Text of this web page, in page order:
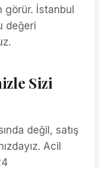
görür. İstanbul
değeri
Sizi
değil, satış
Acil